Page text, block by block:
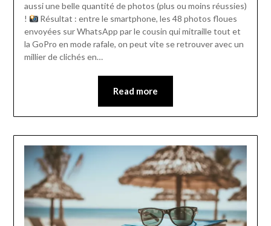
aussi une belle quantité de photos (plus ou moins réussies)
!
Résultat : entre le smartphone, les 48 photos floues
envoyées sur WhatsApp par le cousin qui mitraille tout et
la GoPro en mode rafale, on peut vite se retrouver avec un
millier de clichés en…
Read more